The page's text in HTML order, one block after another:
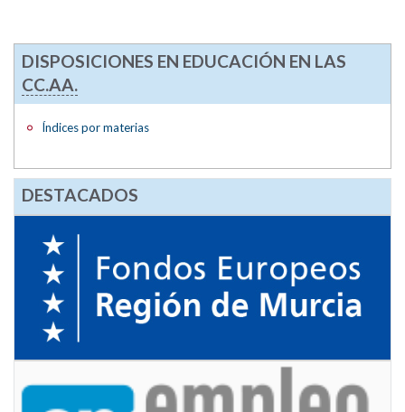
DISPOSICIONES EN EDUCACIÓN EN LAS
CC.AA.
Índices por materias
DESTACADOS